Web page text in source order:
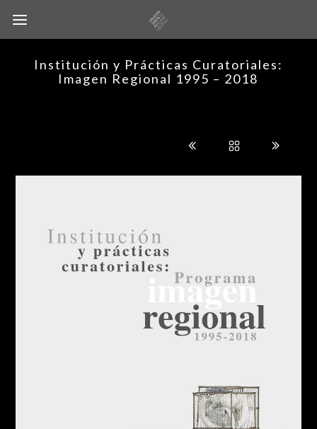
Institución y Prácticas Curatoriales:
Imagen Regional 1995 – 2018